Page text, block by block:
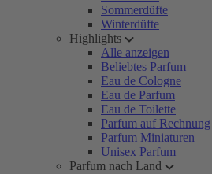
Sommerdüfte
Winterdüfte
Highlights
Alle anzeigen
Beliebtes Parfum
Eau de Cologne
Eau de Parfum
Eau de Toilette
Parfum auf Rechnung
Parfum Miniaturen
Unisex Parfum
Parfum nach Land